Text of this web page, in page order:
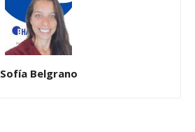
Sofía Belgrano